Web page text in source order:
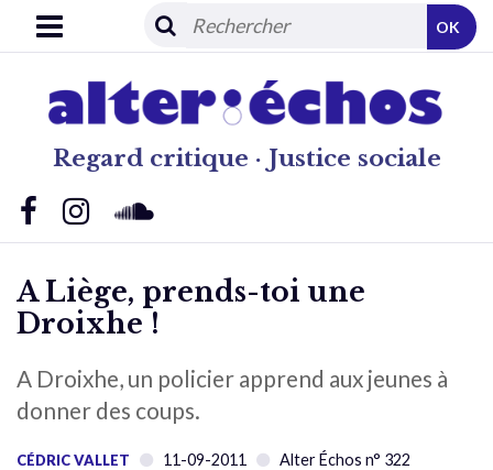
Regard critique · Justice sociale
OK
A Liège, prends-toi une
Droixhe !
A Droixhe, un policier apprend aux jeunes à
donner des coups.
CÉDRIC VALLET 11-09-2011 Alter Échos n° 322